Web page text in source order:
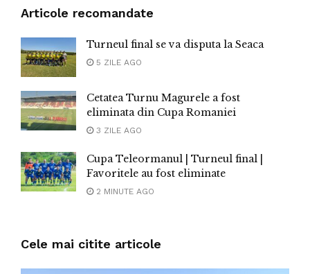
Articole recomandate
Turneul final se va disputa la Seaca
5 ZILE AGO
Cetatea Turnu Magurele a fost
eliminata din Cupa Romaniei
3 ZILE AGO
Cupa Teleormanul | Turneul final |
Favoritele au fost eliminate
2 MINUTE AGO
Cele mai citite articole